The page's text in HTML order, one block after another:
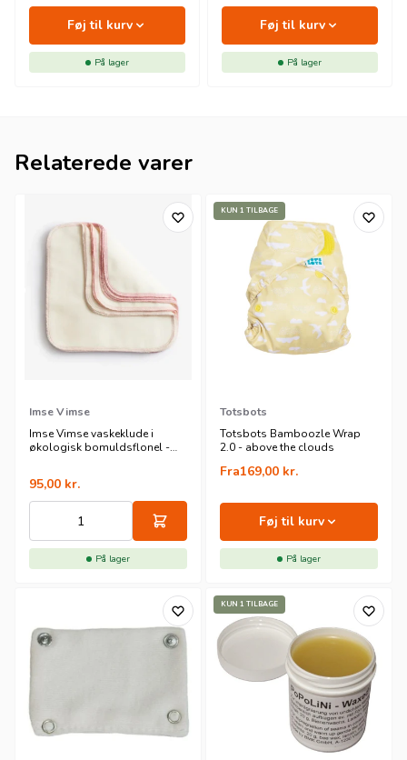
Føj til kurv
På lager
Føj til kurv
På lager
Relaterede varer
Imse Vimse
Imse Vimse vaskeklude i
økologisk bomuldsflonel -
95,00 kr.
På lager
KUN 1 TILBAGE
Totsbots
Totsbots Bamboozle Wrap
2.0 - above the clouds
Fra169,00 kr.
Føj til kurv
På lager
KUN 1 TILBAGE